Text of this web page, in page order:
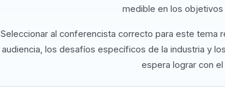
medible en los
Seleccionar al conferencista correcto para este tema
audiencia, los desafíos específicos de la industria y
espera lograr con